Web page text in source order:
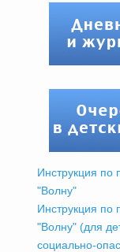
Инструкция
"Волну"
Инструкция
"Волну" (для
социально-